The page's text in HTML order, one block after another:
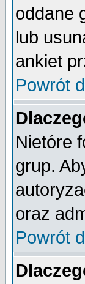
oddane
lub
ankiet
Powrót
Nietóre
grup.
oraz
Powrót